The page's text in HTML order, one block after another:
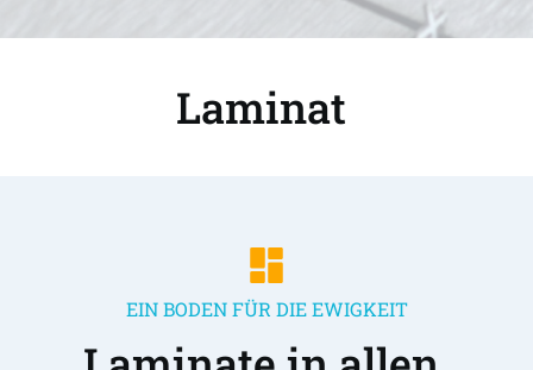
Laminat
EIN BODEN FÜR DIE EWIGKEIT